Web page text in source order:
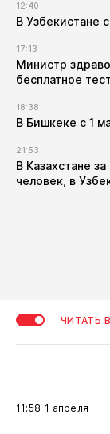
12:40
В Узбекистане
17:13
Министр
бесплатное
18:38
В Бишкеке с 1
21:53
В Казахстане
человек, в
ЧИТАТЬ
11:58 1 апреля